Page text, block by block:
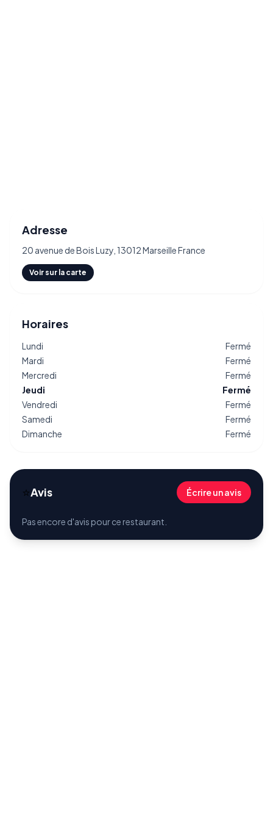
Adresse
20 avenue de Bois Luzy, 13012 Marseille France
Voir sur la carte
Horaires
Lundi
Fermé
Mardi
Fermé
Mercredi
Fermé
Jeudi
Fermé
Vendredi
Fermé
Samedi
Fermé
Dimanche
Fermé
⭐Avis Écrire un avis
Pas encore d'avis pour ce restaurant.